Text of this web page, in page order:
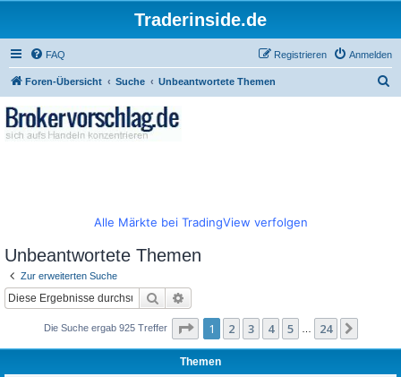
Traderinside.de
FAQ Anmelden
Registrieren
Foren-Übersicht Suche Unbeantwortete Themen
Alle Märkte bei TradingView verfolgen
Unbeantwortete Themen
Zur erweiterten Suche
Suche
Die Suche ergab 925 Treffer Seite 1von 24
1 2 3 4 5 24
Themen